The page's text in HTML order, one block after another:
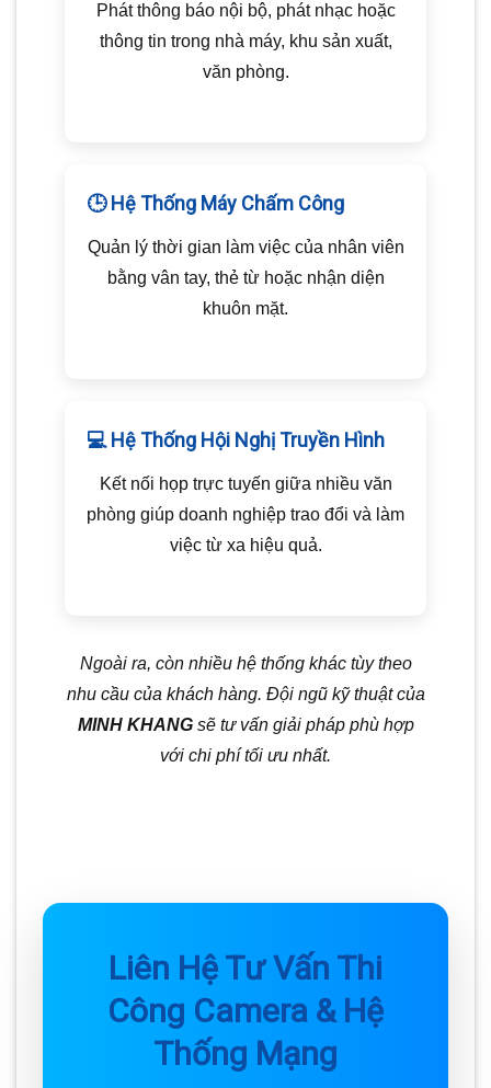
Phát thông báo nội bộ, phát nhạc hoặc
thông tin trong nhà máy, khu sản xuất,
văn phòng.
🕒 Hệ Thống Máy Chấm Công
Quản lý thời gian làm việc của nhân viên
bằng vân tay, thẻ từ hoặc nhận diện
khuôn mặt.
💻 Hệ Thống Hội Nghị Truyền Hình
Kết nối họp trực tuyến giữa nhiều văn
phòng giúp doanh nghiệp trao đổi và làm
việc từ xa hiệu quả.
Ngoài ra, còn nhiều hệ thống khác tùy theo
nhu cầu của khách hàng. Đội ngũ kỹ thuật của
MINH KHANGsẽ tư vấn giải pháp phù hợp
với chi phí tối ưu nhất.
Liên Hệ Tư Vấn Thi
Công Camera & Hệ
Thống Mạng